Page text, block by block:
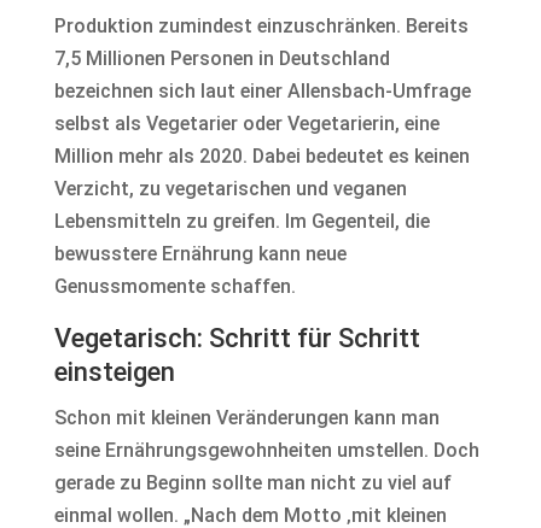
Produktion zumindest einzuschränken. Bereits
7,5 Millionen Personen in Deutschland
bezeichnen sich laut einer Allensbach-Umfrage
selbst als Vegetarier oder Vegetarierin, eine
Million mehr als 2020. Dabei bedeutet es keinen
Verzicht, zu vegetarischen und veganen
Lebensmitteln zu greifen. Im Gegenteil, die
bewusstere Ernährung kann neue
Genussmomente schaffen.
Vegetarisch: Schritt für Schritt
einsteigen
Schon mit kleinen Veränderungen kann man
seine Ernährungsgewohnheiten umstellen. Doch
gerade zu Beginn sollte man nicht zu viel auf
einmal wollen. „Nach dem Motto ‚mit kleinen